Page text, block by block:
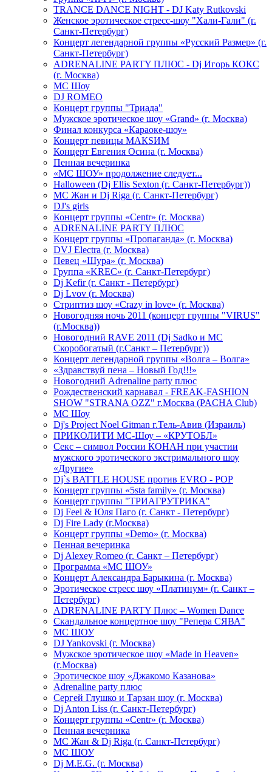
TRANCE DANCE NIGHT - DJ Katy Rutkovski
Женское эротическое стресс-шоу "Хали-Гали" (г.
Санкт-Петербург)
Концерт легендарной группы «Русский Размер» (г.
Санкт-Петербург)
ADRENALINE PARTY ПЛЮС - Dj Игорь КОКС
(г. Москва)
MC Шоу
DJ ROMEO
Концерт группы "Триада"
Мужское эротическое шоу «Grand» (г. Москва)
Финал конкурса «Караоке-шоу»
Концерт певицы МАКSИМ
Концерт Евгения Осина (г. Москва)
Пенная вечеринка
«МС ШОУ» продолжение следует...
Halloween (Dj Ellis Sexton (г. Санкт-Петербург))
МС Жан и Dj Riga (г. Санкт-Петербург)
DJ's girls
Концерт группы «Centr» (г. Москва)
ADRENALINE PARTY ПЛЮС
Концерт группы «Пропаганда» (г. Москва)
DVJ Electra (г. Москва)
Певец «Шура» (г. Москва)
Группа «KREC» (г. Санкт-Петербург)
Dj Kefir (г. Санкт - Петербург)
Dj Lvov (г. Москва)
Стриптиз шоу «Crazy in love» (г. Москва)
Новогодняя ночь 2011 (концерт группы "VIRUS"
(г.Москва))
Новогодний RAVE 2011 (Dj Sadko и MC
Скоробогатый (г.Санкт – Петербург))
Концерт легендарной группы «Волга – Волга»
«Здравствуй пена – Новый Год!!!»
Новогодний Adrenaline party плюс
Рождественский карнавал - FREAK-FASHION
SHOW "STRANA OZZ" г.Москва (PACHA Club)
MC Шоу
Dj's Project Noel Gitman г.Тель-Авив (Израиль)
ПРИКОЛИТИ МС-Шоу – «КРУТОБЛ»
Секс – символ России КОНАН при участии
мужского эротического экстримального шоу
«Другие»
Dj`s BATTLE HOUSE против EVRO - POP
Концерт группы «5sta family» (г. Москва)
Концерт группы "ТРИАГРУТРИКА"
Dj Feel & Юля Паго (г. Санкт - Петербург)
Dj Fire Lady (г.Москва)
Концерт группы «Demo» (г. Москва)
Пенная вечеринка
Dj Alexey Romeo (г. Санкт – Петербург)
Программа «МС ШОУ»
Концерт Александра Барыкина (г. Москва)
Эротическое стресс шоу «Платинум» (г. Санкт –
Петербург)
ADRENALINE PARTY Плюс – Women Dance
Скандальное концертное шоу "Репера СЯВА"
МС ШОУ
DJ Yankovski (г. Москва)
Мужское эротическое шоу «Made in Heaven»
(г.Москва)
Эротическое шоу «Джакомо Казанова»
Adrenaline party плюс
Сергей Глушко и Тарзан шоу (г. Москва)
Dj Anton Liss (г. Санкт-Петербург)
Концерт группы «Centr» (г. Москва)
Пенная вечерника
МС Жан & Dj Riga (г. Санкт-Петербург)
МС ШОУ
Dj M.E.G. (г. Москва)